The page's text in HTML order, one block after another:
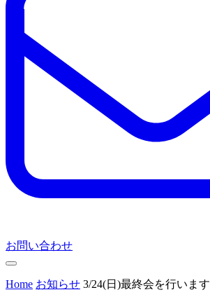
お問い合わせ
Home お知らせ 3/24(日)最終会を行います